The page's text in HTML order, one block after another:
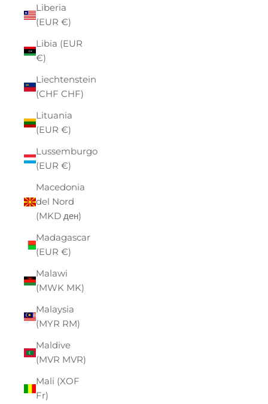
Liberia
(EUR €)
Libia (EUR
€)
Liechtenstein
(CHF CHF)
Lituania
(EUR €)
Lussemburgo
(EUR €)
Macedonia
del Nord
(MKD ден)
Madagascar
(EUR €)
Malawi
(MWK MK)
Malaysia
(MYR RM)
Maldive
(MVR MVR)
Mali (XOF
Fr)